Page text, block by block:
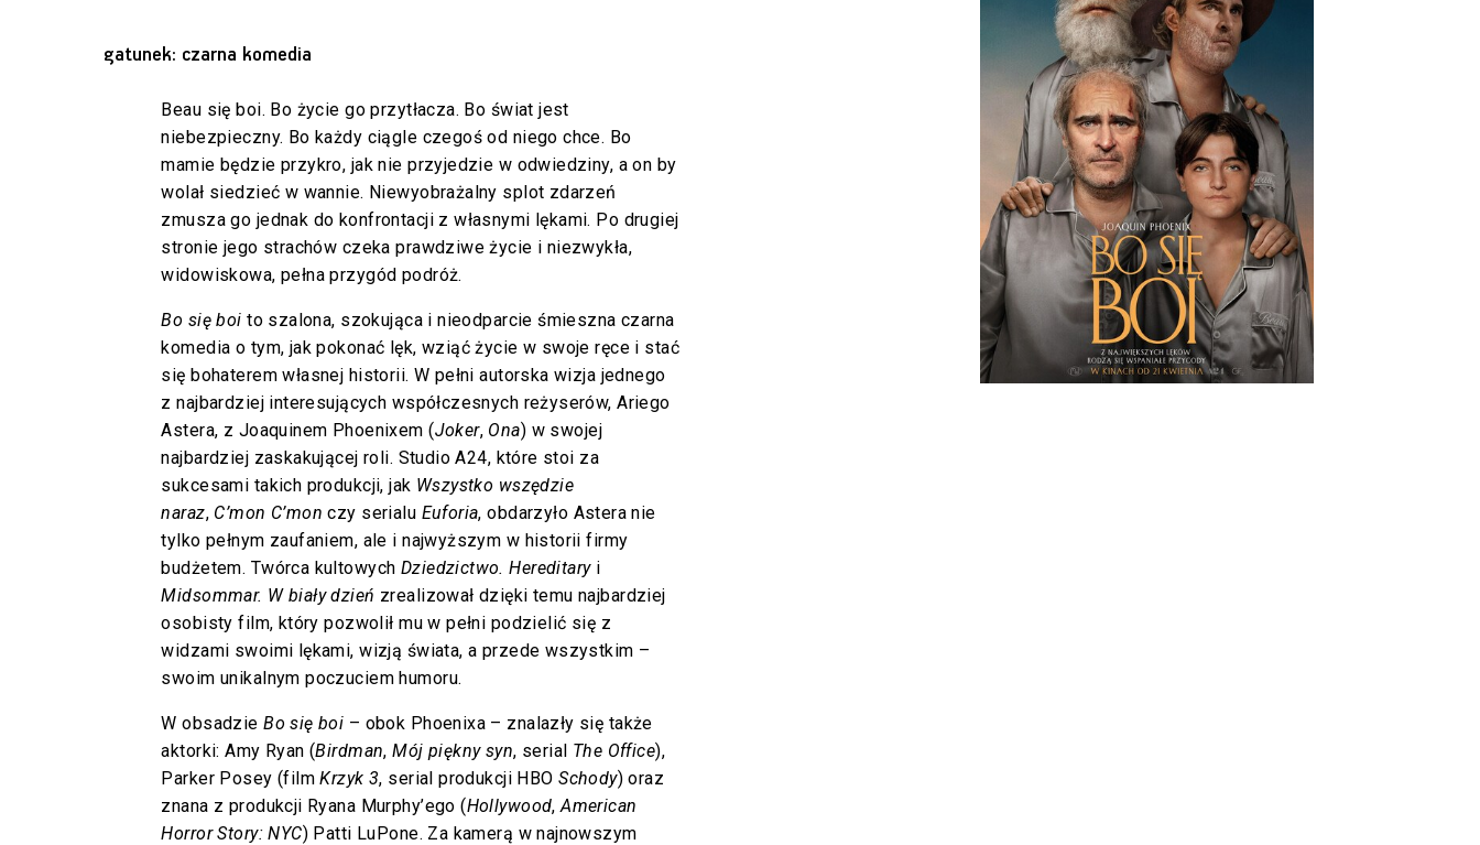
gatunek: czarna komedia
Beau się boi. Bo życie go przytłacza. Bo świat jest
niebezpieczny. Bo każdy ciągle czegoś od niego chce. Bo
mamie będzie przykro, jak nie przyjedzie w odwiedziny, a on by
wolał siedzieć w wannie. Niewyobrażalny splot zdarzeń
zmusza go jednak do konfrontacji z własnymi lękami. Po drugiej
stronie jego strachów czeka prawdziwe życie i niezwykła,
widowiskowa, pełna przygód podróż.
Bo się boi to szalona, szokująca i nieodparcie śmieszna czarna
komedia o tym, jak pokonać lęk, wziąć życie w swoje ręce i stać
się bohaterem własnej historii. W pełni autorska wizja jednego
z najbardziej interesujących współczesnych reżyserów, Ariego
Astera, z Joaquinem Phoenixem (Joker, Ona) w swojej
najbardziej zaskakującej roli. Studio A24, które stoi za
sukcesami takich produkcji, jak Wszystko wszędzie
naraz, C’mon C’mon czy serialu Euforia, obdarzyło Astera nie
tylko pełnym zaufaniem, ale i najwyższym w historii firmy
budżetem. Twórca kultowych Dziedzictwo. Hereditaryi
Midsommar. W biały dzień zrealizował dzięki temu najbardziej
osobisty film, który pozwolił mu w pełni podzielić się z
widzami swoimi lękami, wizją świata, a przede wszystkim –
swoim unikalnym poczuciem humoru.
W obsadzieBo się boi – obok Phoenixa – znalazły się także
aktorki: Amy Ryan (Birdman,Mój piękny syn, serial The Office),
Parker Posey (filmKrzyk 3, serial produkcji HBOSchody) oraz
znana z produkcji Ryana Murphy’ego (Hollywood,American
Horror Story: NYC) Patti LuPone. Za kamerą w najnowszym